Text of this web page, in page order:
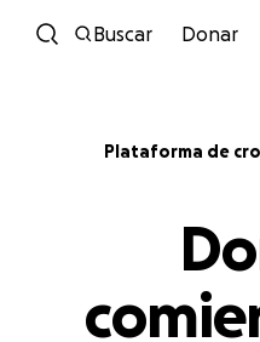
Ir
Buscar Donar
Plataforma de